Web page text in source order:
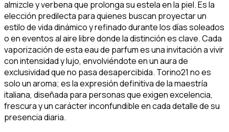
almizcle y verbena que prolonga su estela en la piel. Es la
elección predilecta para quienes buscan proyectar un
estilo de vida dinámico y refinado durante los días soleados
o en eventos al aire libre donde la distinción es clave. Cada
vaporización de esta eau de parfum es una invitación a vivir
con intensidad y lujo, envolviéndote en un aura de
exclusividad que no pasa desapercibida. Torino21 no es
solo un aroma; es la expresión definitiva de la maestría
italiana, diseñada para personas que exigen excelencia,
frescura y un carácter inconfundible en cada detalle de su
presencia diaria.